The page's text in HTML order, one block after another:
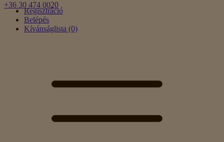
Regisztráció
Belépés
Kívánságlista (0)
+36 30 474 0020